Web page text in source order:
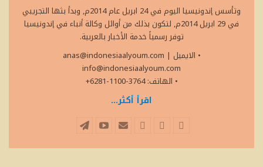
وتأسس إندونيسيا اليوم في 24 ابريل عام 2014م, وبدأ بثها التجريبي
في 29 ابريل 2014م, لتكون بذلك من أوائل وكالة أنباء في إندونيسيا
توفر رسمياً خدمة الأخبار بالعربية.
• الايميل
anas@indonesiaalyoum.com |
info@indonesiaalyoum.com
• الهاتف: 3764-1100-6281+
اقرأ أكثر...